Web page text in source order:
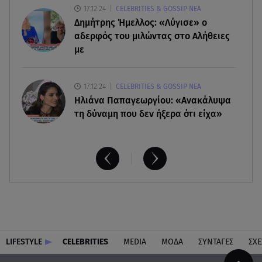
17.12.24 CELEBRITIES & GOSSIP ΝΕΑ
Δημήτρης Ήμελλος: «Λύγισε» ο
αδερφός του μιλώντας στο Αλήθειες
με
17.12.24 CELEBRITIES & GOSSIP ΝΕΑ
Ηλιάνα Παπαγεωργίου: «Ανακάλυψα
τη δύναμη που δεν ήξερα ότι είχα»
LIFESTYLE CELEBRITIES MEDIA ΜΟΔΑ ΣΥΝΤΑΓΕΣ